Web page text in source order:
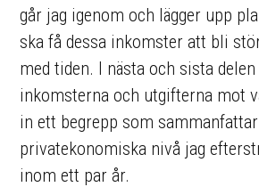
går jag igenom och lägger upp
ska få dessa inkomster att bli
med tiden. I nästa och sista
inkomsterna och utgifterna mot
in ett begrepp som
privatekonomiska nivå jag
inom ett par år.